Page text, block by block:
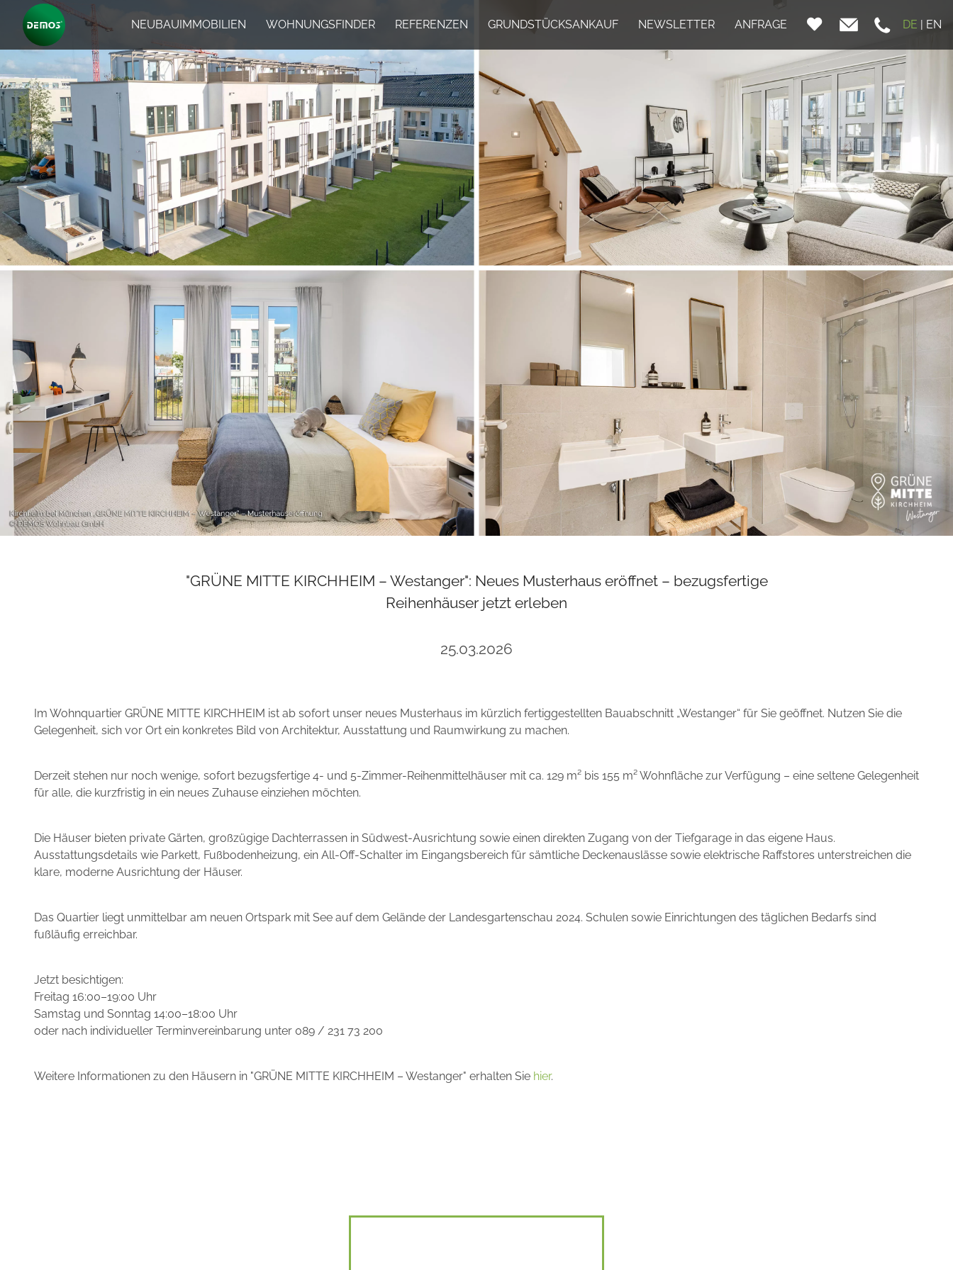
NEUBAUIMMOBILIEN WOHNUNGSFINDER REFERENZEN GRUNDSTÜCKSANKAUF NEWSLETTER ANFRAGE DE | EN
"GRÜNE MITTE KIRCHHEIM – Westanger": Neues Musterhaus eröffnet – bezugsfertige
Reihenhäuser jetzt erleben
25.03.2026
Im Wohnquartier GRÜNE MITTE KIRCHHEIM ist ab sofort unser neues Musterhaus im kürzlich fertiggestellten Bauabschnitt „Westanger“ für Sie geöffnet. Nutzen Sie die
Gelegenheit, sich vor Ort ein konkretes Bild von Architektur, Ausstattung und Raumwirkung zu machen.
Derzeit stehen nur noch wenige, sofort bezugsfertige 4- und 5-Zimmer-Reihenmittelhäuser mit ca. 129 m² bis 155 m² Wohnfläche zur Verfügung – eine seltene Gelegenheit
für alle, die kurzfristig in ein neues Zuhause einziehen möchten.
Die Häuser bieten private Gärten, großzügige Dachterrassen in Südwest-Ausrichtung sowie einen direkten Zugang von der Tiefgarage in das eigene Haus.
Ausstattungsdetails wie Parkett, Fußbodenheizung, ein All-Off-Schalter im Eingangsbereich für sämtliche Deckenauslässe sowie elektrische Raffstores unterstreichen die
klare, moderne Ausrichtung der Häuser.
Das Quartier liegt unmittelbar am neuen Ortspark mit See auf dem Gelände der Landesgartenschau 2024. Schulen sowie Einrichtungen des täglichen Bedarfs sind
fußläufig erreichbar.
Jetzt besichtigen:
Freitag 16:00–19:00 Uhr
Samstag und Sonntag 14:00–18:00 Uhr
oder nach individueller Terminvereinbarung unter 089 / 231 73 200
Weitere Informationen zu den Häusern in "GRÜNE MITTE KIRCHHEIM – Westanger" erhalten Sie hier.